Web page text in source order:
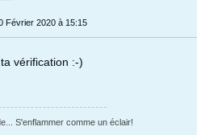
Février 2020 à 15:15
vérification :-)
S'enflammer comme un éclair!